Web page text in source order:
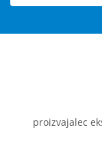
proizvajalec